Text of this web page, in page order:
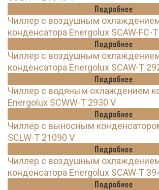
Подробнее
Чиллер с воздушным
конденсатора Energolux SCAW-FC-
Подробнее
Чиллер с воздушным
конденсатора Energolux SCAW-T
Подробнее
Чиллер с водяным охлаждением
Energolux SCWW-T 2930 V
Подробнее
Чиллер с выносным
SCLW-T 21090 V
Подробнее
Чиллер с воздушным
конденсатора Energolux SCAW-T
Подробнее